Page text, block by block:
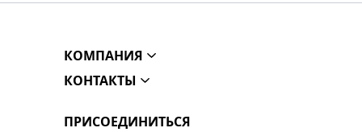
КОМПАНИЯ
КОНТАКТЫ
ПРИСОЕДИНИТЬСЯ